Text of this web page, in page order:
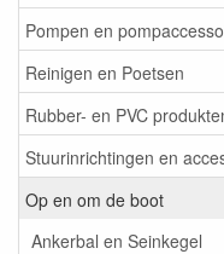
Pompen en
Reinigen en Poetsen
Rubber- en PVC
Stuurinrichtingen en
Op en om de boot
Ankerbal en Seinkegel